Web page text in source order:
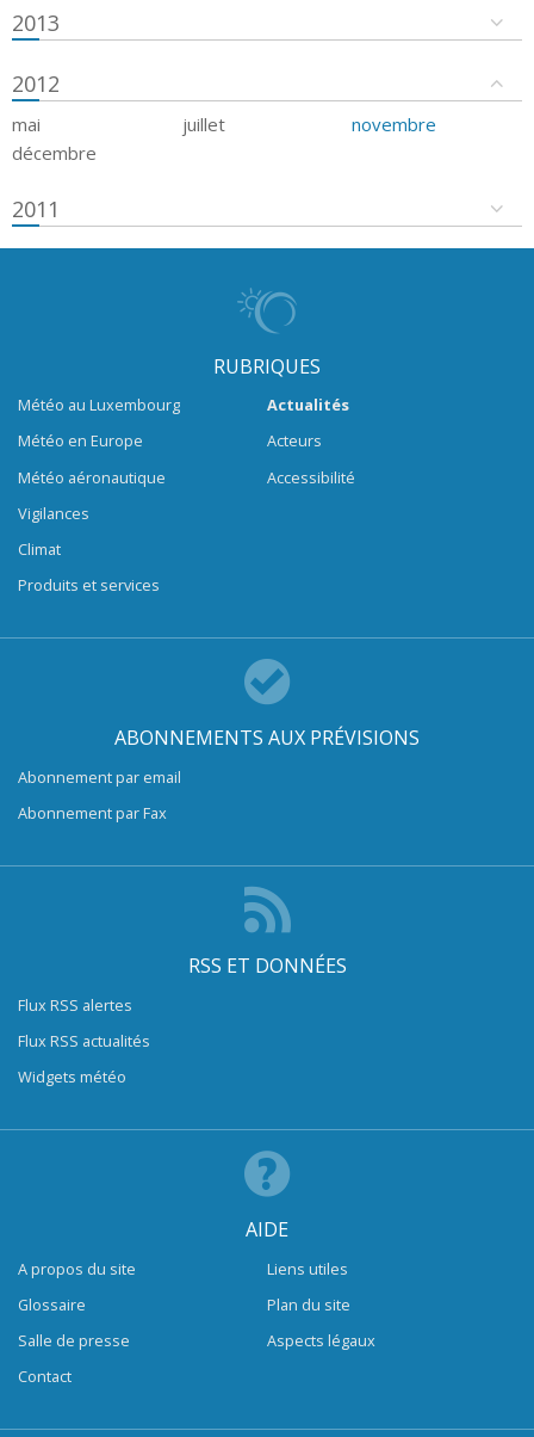
2013
2012
mai juillet
novembre
décembre
2011
RUBRIQUES
Météo au Luxembourg
Météo en Europe
Météo aéronautique
Vigilances
Climat
Produits et services
Actualités
Acteurs
Accessibilité
ABONNEMENTS AUX PRÉVISIONS
Abonnement par email
Abonnement par Fax
RSS ET DONNÉES
Flux RSS alertes
Flux RSS actualités
Widgets météo
AIDE
A propos du site
Glossaire
Salle de presse
Contact
Liens utiles
Plan du site
Aspects légaux